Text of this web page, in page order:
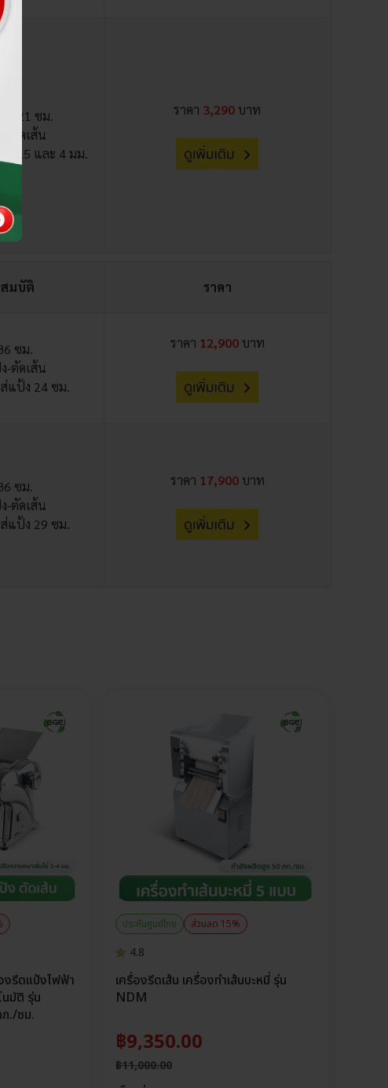
x 21 ซม.
-ตัดเส้น
ด 1.5 และ 4 มม.
ราคา 3,290 บาท
มบัติ ราคา
ซม.
-ตัดเส้น
แป้ง 24 ซม.
ราคา 12,900 บาท
ซม.
-ตัดเส้น
แป้ง 29 ซม.
ราคา 17,900 บาท
งรีดแป้งไฟฟ้า
มัติ รุ่น
./ชม.
ประกันศูนย์ไทย ส่วนลด 15%
4.8
เครื่องรีดเส้น เครื่องทำเส้นบะหมี่ รุ่น
NDM
฿9,350.00
฿11,000.00